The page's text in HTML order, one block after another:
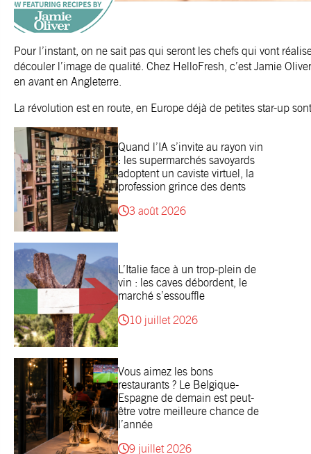
Pour l’instant, on ne sait pas qui seront les chefs qui vont
découler l’image de qualité. Chez HelloFresh, c’est Jamie
en avant en Angleterre.
La révolution est en route, en Europe déjà de petites star-up
Quand l’IA s’invite au rayon vin
: les supermarchés savoyards
adoptent un caviste virtuel, la
profession grince des dents
3 août 2026
L’Italie face à un trop-plein de
vin : les caves débordent, le
marché s’essouffle
10 juillet 2026
Vous aimez les bons
restaurants ? Le Belgique-
Espagne de demain est peut-
être votre meilleure chance de
l’année
9 juillet 2026